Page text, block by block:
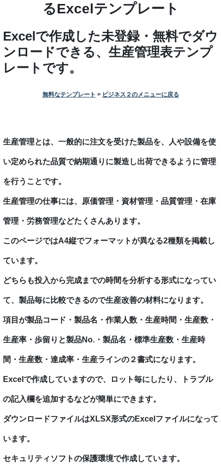
るExcelテンプレート
Excelで作成した未登録・無料でダウ
ンロードできる、生産管理表テンプ
レートです。
無料なテンプレート > ビジネス２のメニューに戻る
生産管理とは、一般的に注文を受けた製品を、人や設備を使
い定められた品質で納期通りに製造し出荷できるように管理
を行うことです。
生産管理の仕事には、原価管理・資材管理・品質管理・在庫
管理・労務管理などたくさんあります。
このページではA4縦でフォーマットが異なる2種類を掲載し
ています。
どちらも投入から完成までの時間を分析する形式になってい
て、製品毎に比較できるので生産改善の材料になります。
項目が製品コード・製品名・作業人数・生産時間・生産数・
生産率・歩留りと製品No.・製品名・標準生産数・生産時
間・生産数・達成率・生産ラインの２書式になります。
Excelで作成していますので、ロット毎にしたり、トラブル
の記入欄を追加するなどが簡単にできます。
ダウンロードファイルはXLSX形式のExcelファイルになって
います。
セキュリティソフトの保護環境で作成しています。